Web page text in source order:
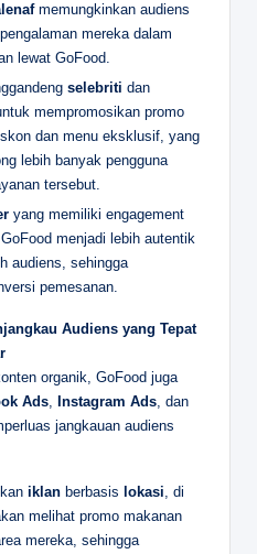
memungkinkan audiens
mereka dalam
lewat GoFood.
selebriti dan
mempromosikan promo
dan menu eksklusif, yang
lebih banyak pengguna
tersebut.
yang memiliki engagement
menjadi lebih autentik
audiens, sehingga
pemesanan.
Audiens yang Tepat
organik, GoFood juga
Ads, Instagram Ads, dan
jangkauan audiens
iklan berbasis lokasi, di
melihat promo makanan
mereka, sehingga